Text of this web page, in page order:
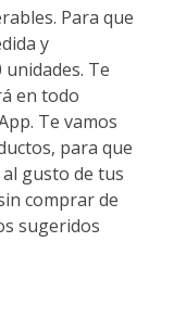
Para que
y
Te
en todo
Te vamos
para que
gusto de tus
comprar de
sugeridos